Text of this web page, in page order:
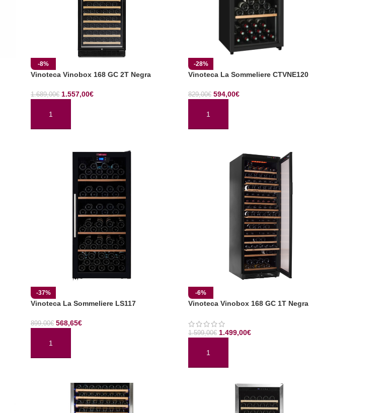
-8%
Vinoteca Vinobox 168 GC 2T Negra
1.689,00€ 1.557,00€
AÑADIR AL CARRITO
-28%
Vinoteca La Sommeliere CTVNE120
829,00€ 594,00€
AÑADIR AL CARRITO
-37%
Vinoteca La Sommeliere LS117
899,00€ 568,65€
AÑADIR AL CARRITO
-6%
Vinoteca Vinobox 168 GC 1T Negra
1.599,00€ 1.499,00€
AÑADIR AL CARRITO